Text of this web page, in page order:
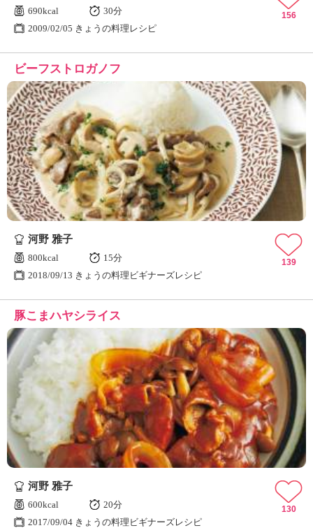
690kcal
30分
2009/02/05 きょうの料理レシピ
156
ビーフストロガノフ
河野 雅子
800kcal
15分
2018/09/13 きょうの料理ビギナーズレシピ
139
豚こまハヤシライス
河野 雅子
600kcal
20分
2017/09/04 きょうの料理ビギナーズレシピ
130